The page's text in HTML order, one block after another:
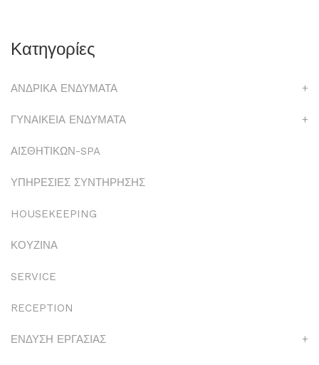
Κατηγορίες
ΑΝΔΡΙΚΑ ΕΝΔΥΜΑΤΑ +
ΓΥΝΑΙΚΕΙΑ ΕΝΔΥΜΑΤΑ +
ΑΙΣΘΗΤΙΚΩΝ-SPA
ΥΠΗΡΕΣΙΕΣ ΣΥΝΤΗΡΗΣΗΣ
HOUSEKEEPING
ΚΟΥΖΙΝΑ
SERVICE
RECEPTION
ΕΝΔΥΣΗ ΕΡΓΑΣΙΑΣ +